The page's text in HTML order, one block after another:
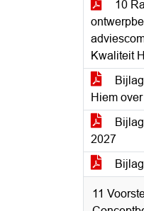
10
Kwaliteit
Hiem
2027
11